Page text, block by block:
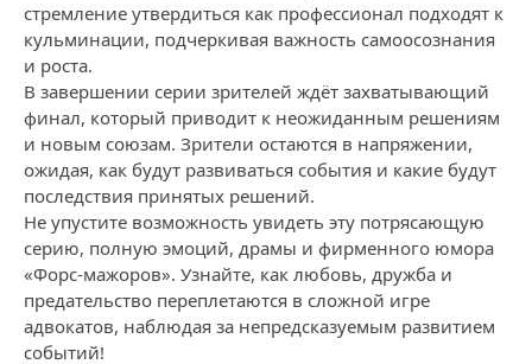
стремление утвердиться как профессионал подходят к
кульминации, подчеркивая важность самоосознания
и роста.
В завершении серии зрителей ждёт захватывающий
финал, который приводит к неожиданным решениям
и новым союзам. Зрители остаются в напряжении,
ожидая, как будут развиваться события и какие будут
последствия принятых решений.
Не упустите возможность увидеть эту потрясающую
серию, полную эмоций, драмы и фирменного юмора
«Форс-мажоров». Узнайте, как любовь, дружба и
предательство переплетаются в сложной игре
адвокатов, наблюдая за непредсказуемым развитием
событий!